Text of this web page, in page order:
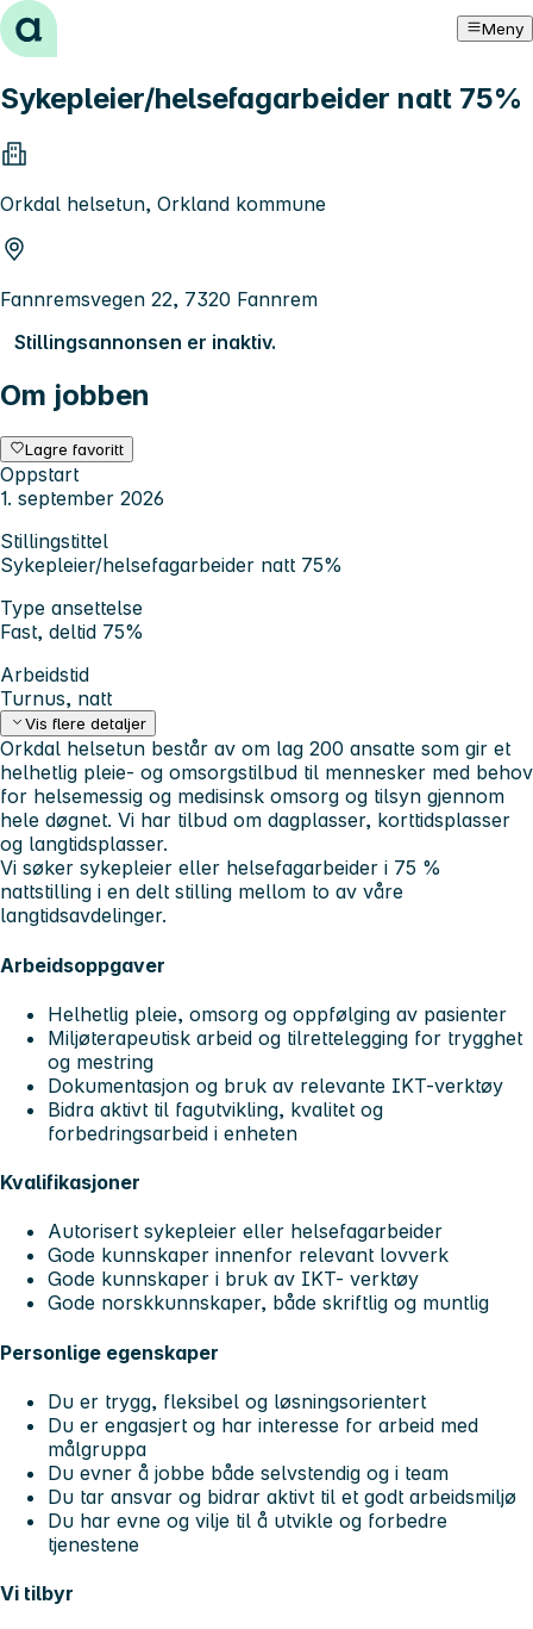
Hopp til innhold Meny
Sykepleier/helsefagarbeider natt 75%
Orkdal helsetun, Orkland kommune
Fannremsvegen 22, 7320 Fannrem
Stillingsannonsen er inaktiv.
Om jobben
Lagre favoritt
Oppstart
1. september 2026
Stillingstittel
Sykepleier/helsefagarbeider natt 75%
Type ansettelse
Fast, deltid 75%
Arbeidstid
Turnus, natt
Vis flere detaljer
Orkdal helsetun består av om lag 200 ansatte som gir et
helhetlig pleie- og omsorgstilbud til mennesker med behov
for helsemessig og medisinsk omsorg og tilsyn gjennom
hele døgnet. Vi har tilbud om dagplasser, korttidsplasser
og langtidsplasser.
Vi søker sykepleier eller helsefagarbeider i 75 %
nattstilling i en delt stilling mellom to av våre
langtidsavdelinger.
Arbeidsoppgaver
Helhetlig pleie, omsorg og oppfølging av pasienter
Miljøterapeutisk arbeid og tilrettelegging for trygghet
og mestring
Dokumentasjon og bruk av relevante IKT-verktøy
Bidra aktivt til fagutvikling, kvalitet og
forbedringsarbeid i enheten
Kvalifikasjoner
Autorisert sykepleier eller helsefagarbeider
Gode kunnskaper innenfor relevant lovverk
Gode kunnskaper i bruk av IKT- verktøy
Gode norskkunnskaper, både skriftlig og muntlig
Personlige egenskaper
Du er trygg, fleksibel og løsningsorientert
Du er engasjert og har interesse for arbeid med
målgruppa
Du evner å jobbe både selvstendig og i team
Du tar ansvar og bidrar aktivt til et godt arbeidsmiljø
Du har evne og vilje til å utvikle og forbedre
tjenestene
Vi tilbyr